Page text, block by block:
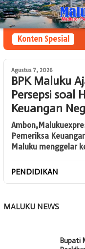
Loncat
ke
konten
Menu
Mobile
Konten Spesial
Agustus 7, 2026
BPK Maluku
Persepsi soal
Keuangan
Pemeriksa
Maluku menggelar
PENDIDIKAN
MALUKU NEWS
MALUKUEXPRESS.COM
Bupati